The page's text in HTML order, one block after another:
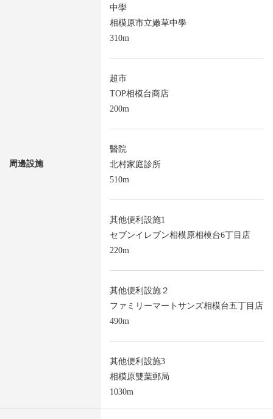
周邊設施
中學
相模原市立嫩草中學
310m
超市
TOP相模台商店
200m
醫院
北村家庭診所
510m
其他便利設施1
セブンイレブン相模原相模台6丁目店
220m
其他便利設施２
ファミリーマートサンズ相模台五丁目店
490m
其他便利設施3
相模原雙葉郵局
1030m